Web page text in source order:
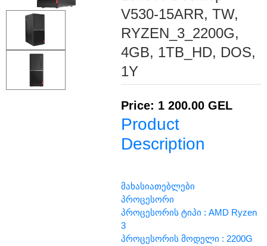
V530-15ARR, TW,
RYZEN_3_2200G,
4GB, 1TB_HD, DOS,
1Y
Price: 1 200.00 GEL
Product
Description
მახასიათებლები
პროცესორი
პროცესორის ტიპი : AMD Ryzen
3
პროცესორის მოდელი : 2200G